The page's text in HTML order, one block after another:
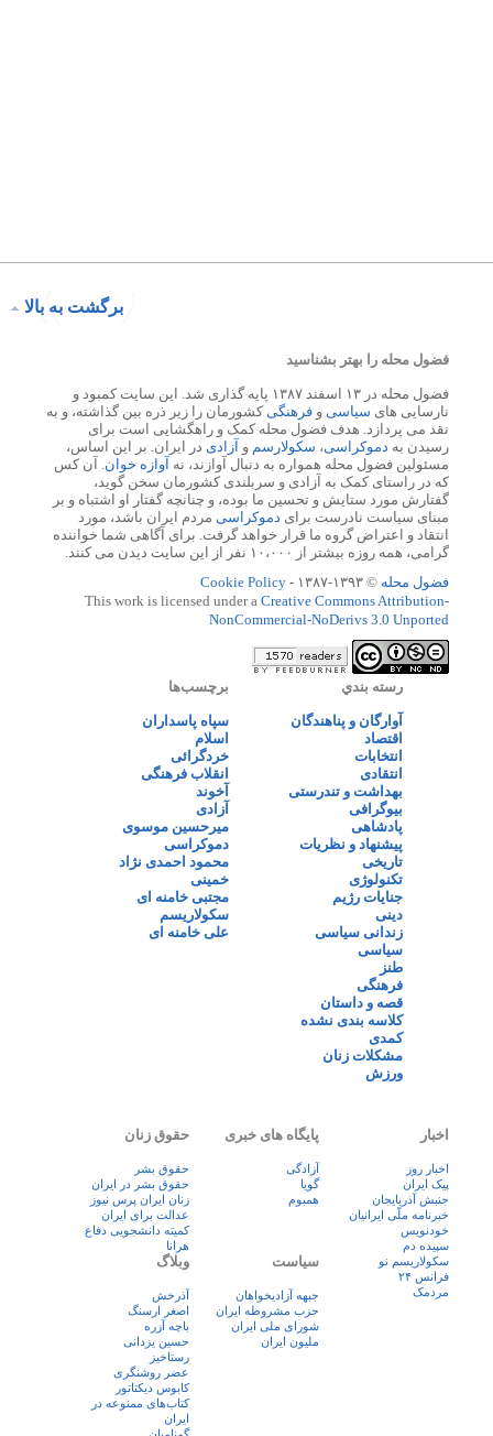
برگشت به بالا
فضول محله را بهتر بشناسید
فضول محله در ۱۳ اسفند ۱۳۸۷ پایه گذاری شد. این سایت کمبود و
نارسایی های سیاسی و فرهنگیکشورمان را زیر ذره بین گذاشته، و به
نقد می پردازد. هدف فضول محله کمک و راهگشایی است برای
رسیدن به دموکراسی، سکولارسم و آزادی در ایران. بر این اساس،
مسئولین فضول محله همواره به دنبال آوازند، نه آوازه خوان. آن کس
که در راستای کمک به آزادی و سربلندی کشورمان سخن گوید،
گفتارش مورد ستایش و تحسین ما بوده، و چنانچه گفتار او اشتباه و بر
مبنای سیاست نادرست برای دموکراسی مردم ایران باشد، مورد
انتقاد و اعتراض گروه ما قرار خواهد گرفت. برای آگاهی شما خواننده
گرامی، همه روزه بیشتر از ۱۰،۰۰۰ نفر از این سایت دیدن می کنند.
فضول محله © ۱۳۹۳-۱۳۸۷ -
Cookie Policy
This work is licensed under a Creative Commons Attribution-
NonCommercial-NoDerivs 3.0 Unported
رسته بندي
آوارگان و پناهندگان
اقتصاد
انتخابات
انتقادی
بهداشت و تندرستی
بیوگرافی
پادشاهی
پیشنهاد و نظریات
تاریخی
تکنولوژی
جنایات رژیم
دینی
زندانی سیاسی
سیاسی
طنز
فرهنگی
قصه و داستان
کلاسه بندی نشده
کمدی
مشکلات زنان
ورزش
برچسب‌ها
سپاه پاسداران
اسلام
خردگرائی
انقلاب فرهنگی
آخوند
آزادی
میرحسین موسوی
دموکراسی
محمود احمدی نژاد
خمینی
مجتبی خامنه ای
سکولاریسم
علی خامنه ای
اخبار
اخبار روز
پيک ايران
جنبش آذربایجان
خبرنامه ملّی ایرانیان
خودنویس
سپیده دم
سکولاریسم نو
فرانس ۲۴
مردمک
پایگاه های خبری
آزادگی
گویا
همبوم
حقوق زنان
حقوق بشر
حقوق بشر در ایران
زنان ايران پرس نيوز
عدالت برای ایران
کمیته دانشجویی دفاع
هرانا
سیاست
جبهه آزادیخواهان
حزب مشروطه ایران
شورای ملی ایران
ملیون ایران
وبلاگ
آذرخش
اصغر ارسنگ
باچه آزره
حسین یزدانی
رستاخیز
عضر روشنگری
کابوس دیکتاتور
کتاب‌های ممنوعه در
ایران